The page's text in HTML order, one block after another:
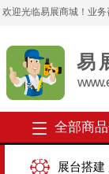
欢迎光临易展商城！业
易
全部商
展台搭建
展台搭建